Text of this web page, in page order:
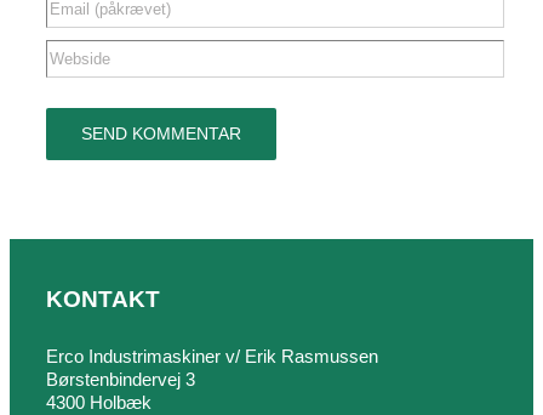
KONTAKT
Erco Industrimaskiner v/ Erik Rasmussen
Børstenbindervej 3
4300 Holbæk